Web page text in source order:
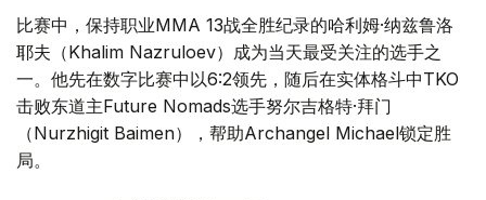
比赛中，保持职业MMA 13战全胜纪录的哈利姆·纳兹鲁洛
耶夫（Khalim Nazruloev）成为当天最受关注的选手之
一。他先在数字比赛中以6:2领先，随后在实体格斗中TKO
击败东道主Future Nomads选手努尔吉格特·拜门
（Nurzhigit Baimen），帮助Archangel Michael锁定胜
局。